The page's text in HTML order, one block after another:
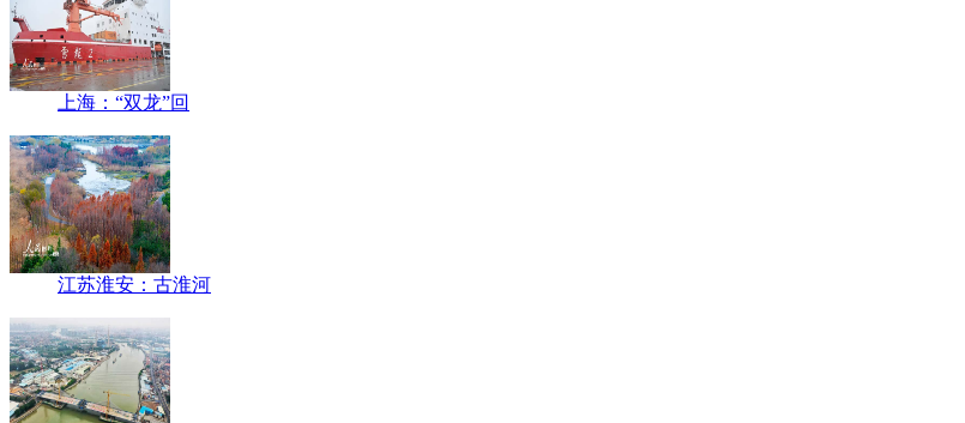
上海：“双龙”回
江苏淮安：古淮河